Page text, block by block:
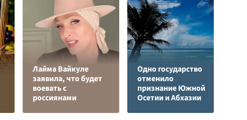
Лайма Вайкуле
заявила, что будет
воевать с
россиянами
Одно государство
отменило
признание Южной
Осетии и Абхазии